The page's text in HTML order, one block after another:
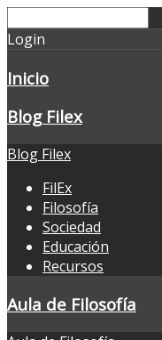
Login
Inicio
Blog Filex
Blog Filex
FilEx
Filosofía
Sociedad
Educación
Recursos
Aula de Filosofía